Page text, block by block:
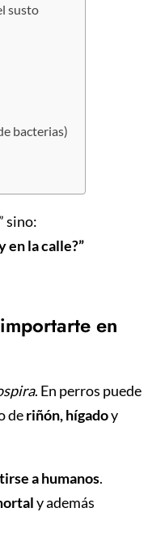
susto
bacterias)
sino:
en la calle?”
en
. En perros puede
deriñón, hígadoy
a humanos.
y además